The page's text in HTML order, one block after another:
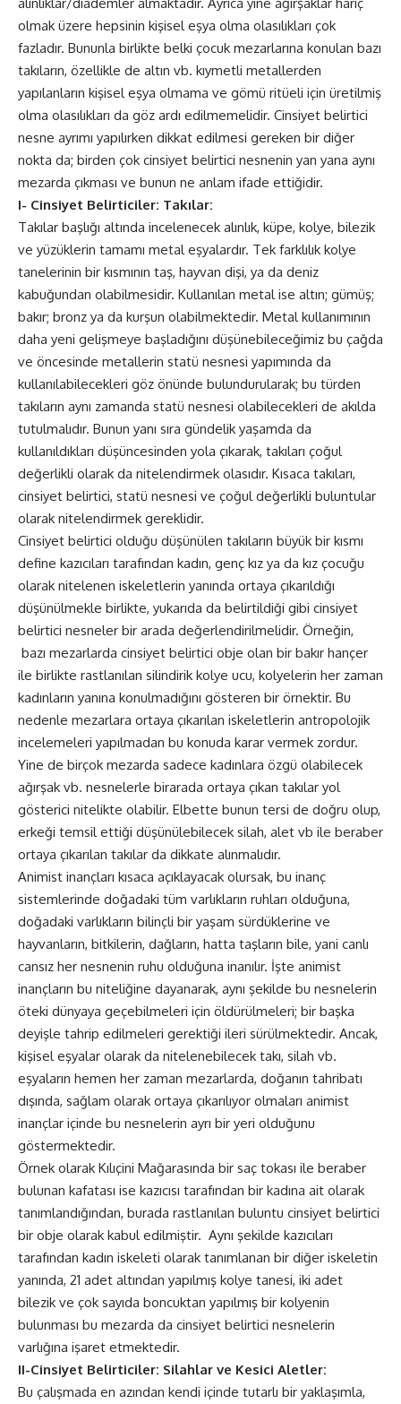
olmak üzere hepsinin kişisel eşya olma olasılıkları çok
fazladır. Bununla birlikte belki çocuk mezarlarına konulan bazı
takıların, özellikle de altın vb. kıymetli metallerden
yapılanların kişisel eşya olmama ve gömü ritüeli için üretilmiş
olma olasılıkları da göz ardı edilmemelidir. Cinsiyet belirtici
nesne ayrımı yapılırken dikkat edilmesi gereken bir diğer
nokta da; birden çok cinsiyet belirtici nesnenin yan yana aynı
mezarda çıkması ve bunun ne anlam ifade ettiğidir.
I- Cinsiyet Belirticiler: Takılar:
Takılar başlığı altında incelenecek alınlık, küpe, kolye, bilezik
ve yüzüklerin tamamı metal eşyalardır. Tek farklılık kolye
tanelerinin bir kısmının taş, hayvan dişi, ya da deniz
kabuğundan olabilmesidir. Kullanılan metal ise altın; gümüş;
bakır; bronz ya da kurşun olabilmektedir. Metal kullanımının
daha yeni gelişmeye başladığını düşünebileceğimiz bu çağda
ve öncesinde metallerin statü nesnesi yapımında da
kullanılabilecekleri göz önünde bulundurularak; bu türden
takıların aynı zamanda statü nesnesi olabilecekleri de akılda
tutulmalıdır. Bunun yanı sıra gündelik yaşamda da
kullanıldıkları düşüncesinden yola çıkarak, takıları çoğul
değerlikli olarak da nitelendirmek olasıdır. Kısaca takıları,
cinsiyet belirtici, statü nesnesi ve çoğul değerlikli buluntular
olarak nitelendirmek gereklidir.
Cinsiyet belirtici olduğu düşünülen takıların büyük bir kısmı
define kazıcıları tarafından kadın, genç kız ya da kız çocuğu
olarak nitelenen iskeletlerin yanında ortaya çıkarıldığı
düşünülmekle birlikte, yukarıda da belirtildiği gibi cinsiyet
belirtici nesneler bir arada değerlendirilmelidir. Örneğin,
bazı mezarlarda cinsiyet belirtici obje olan bir bakır hançer
ile birlikte rastlanılan silindirik kolye ucu, kolyelerin her zaman
kadınların yanına konulmadığını gösteren bir örnektir. Bu
nedenle mezarlara ortaya çıkarılan iskeletlerin antropolojik
incelemeleri yapılmadan bu konuda karar vermek zordur.
Yine de birçok mezarda sadece kadınlara özgü olabilecek
ağırşak vb. nesnelerle birarada ortaya çıkan takılar yol
gösterici nitelikte olabilir. Elbette bunun tersi de doğru olup,
erkeği temsil ettiği düşünülebilecek silah, alet vb ile beraber
ortaya çıkarılan takılar da dikkate alınmalıdır.
Animist inançları kısaca açıklayacak olursak, bu inanç
sistemlerinde doğadaki tüm varlıkların ruhları olduğuna,
doğadaki varlıkların bilinçli bir yaşam sürdüklerine ve
hayvanların, bitkilerin, dağların, hatta taşların bile, yani canlı
cansız her nesnenin ruhu olduğuna inanılır. İşte animist
inançların bu niteliğine dayanarak, aynı şekilde bu nesnelerin
öteki dünyaya geçebilmeleri için öldürülmeleri; bir başka
deyişle tahrip edilmeleri gerektiği ileri sürülmektedir. Ancak,
kişisel eşyalar olarak da nitelenebilecek takı, silah vb.
eşyaların hemen her zaman mezarlarda, doğanın tahribatı
dışında, sağlam olarak ortaya çıkarılıyor olmaları animist
inançlar içinde bu nesnelerin ayrı bir yeri olduğunu
göstermektedir.
Örnek olarak Kılıçini Mağarasında bir saç tokası ile beraber
bulunan kafatası ise kazıcısı tarafından bir kadına ait olarak
tanımlandığından, burada rastlanılan buluntu cinsiyet belirtici
bir obje olarak kabul edilmiştir. Aynı şekilde kazıcıları
tarafından kadın iskeleti olarak tanımlanan bir diğer iskeletin
yanında, 21 adet altından yapılmış kolye tanesi, iki adet
bilezik ve çok sayıda boncuktan yapılmış bir kolyenin
bulunması bu mezarda da cinsiyet belirtici nesnelerin
varlığına işaret etmektedir.
II-Cinsiyet Belirticiler: Silahlar ve Kesici Aletler:
Bu çalışmada en azından kendi içinde tutarlı bir yaklaşımla,